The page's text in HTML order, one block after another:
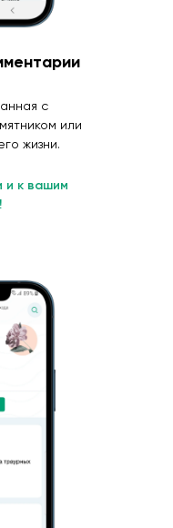
с
или
жизни.
и к вашим